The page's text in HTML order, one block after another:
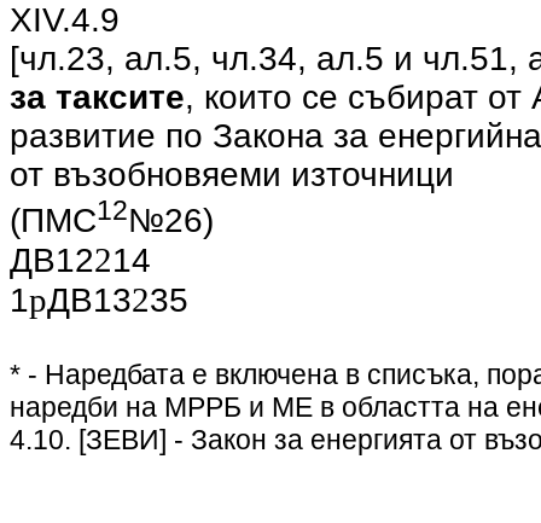
ХIV.4.9
[чл.23, ал.5, чл.34, ал.5 и
за таксите, които се събират от
развитие по Закона за
от възобновяеми източници
(ПМС12№26)
ДВ12214
1pДВ13235
* - Наредбата е включена в списъка,
наредби на МРРБ и МЕ в областта на
4.10. [ЗЕВИ] - Закон за енергията от